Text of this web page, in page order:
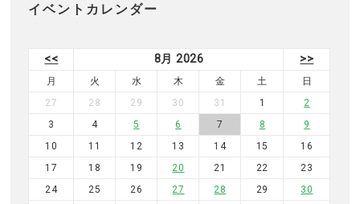
イベントカレンダー
<< 8月 2026 >>
月 火 水 木 金 土
日
27
28 29 30 31 1
2
3
4 5 6 7 8
9
10
11 12 13 14 15
16
17
18 19 20 21 22
23
24
25 26 27 28 29
30